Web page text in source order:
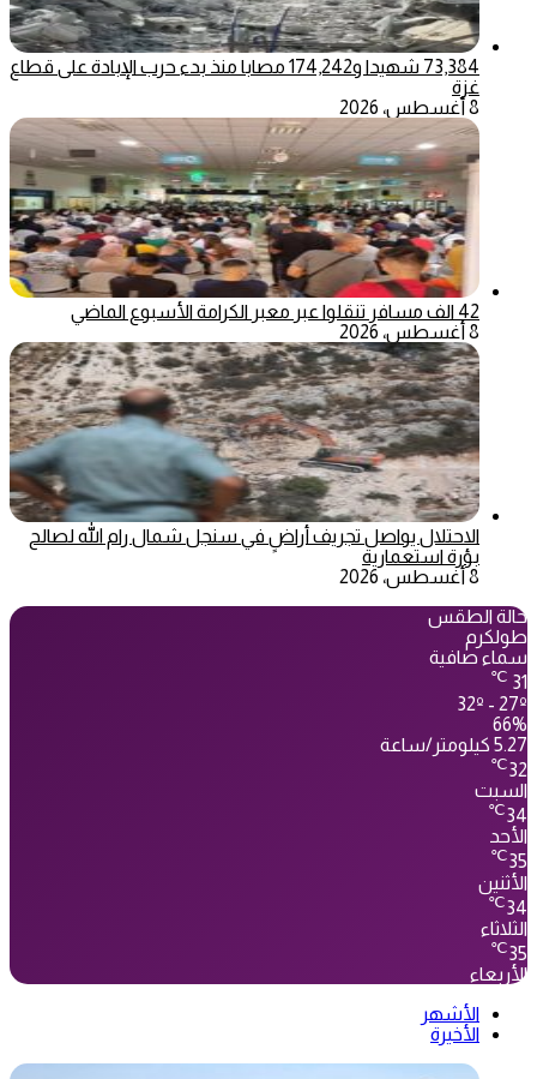
73,384 شهيدا و174,242 مصابا منذ بدء حرب الإبادة على قطاع
غزة
8 أغسطس، 2026
42 الف مسافر تنقلوا عبر معبر الكرامة الأسبوع الماضي
8 أغسطس، 2026
الاحتلال يواصل تجريف أراضٍ في سنجل شمال رام الله لصالح
بؤرة استعمارية
8 أغسطس، 2026
حالة الطقس
طولكرم
سماء صافية
31
℃
32º - 27º
66%
5.27 كيلومتر/ساعة
32
℃
السبت
34
℃
الأحد
35
℃
الأثنين
34
℃
الثلاثاء
35
℃
الأربعاء
الأشهر
الأخيرة